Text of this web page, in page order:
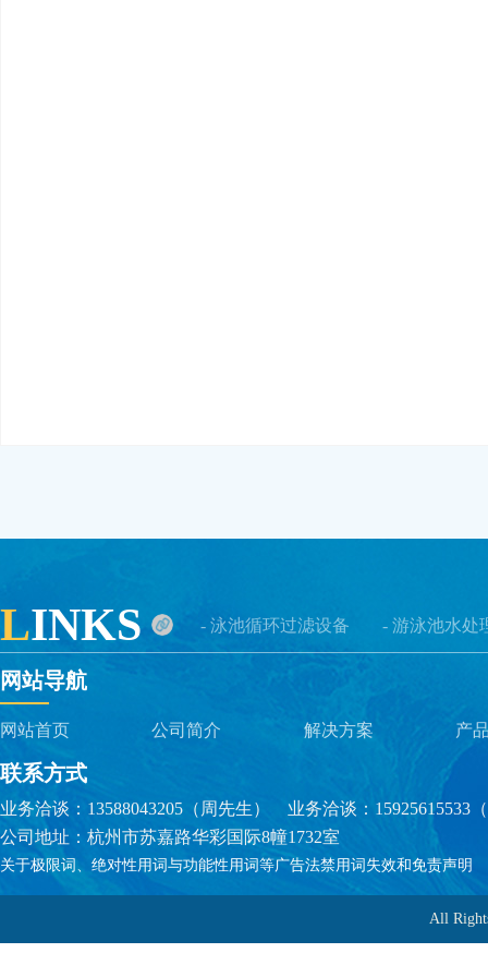
- 泳池循环过滤设备 - 游泳池水处
LINKS
联系方式
业务洽谈：13588043205（周先生） 业务洽谈：15925615533
公司地址：杭州市苏嘉路华彩国际8幢1732室
关于极限词、绝对性用词与功能性用词等广告法禁用词失效和免责声明
网站导航
网站首页 公司简介 解决方案 产
All